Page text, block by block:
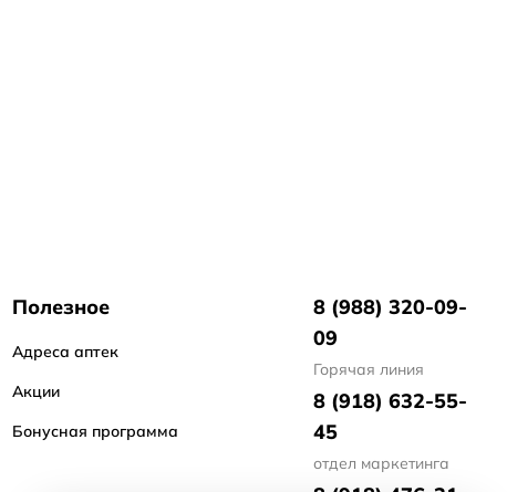
Полезное
Адреса аптек
Акции
Бонусная программа
8 (988) 320-09-
09
Горячая линия
8 (918) 632-55-
45
отдел маркетинга